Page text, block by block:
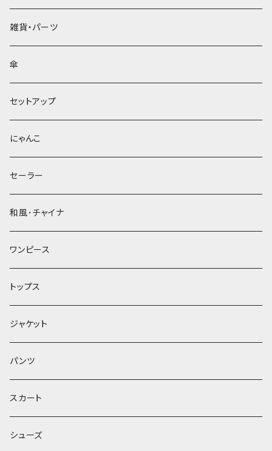
雑貨・パーツ
傘
セットアップ
にゃんこ
セーラー
和風･チャイナ
ワンピース
トップス
ジャケット
パンツ
スカート
シューズ